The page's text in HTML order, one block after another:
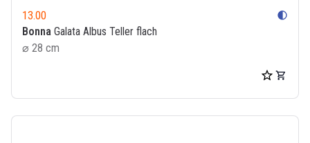
13.00 contrast
Bonna Galata Albus Teller flach
⌀ 28 cm